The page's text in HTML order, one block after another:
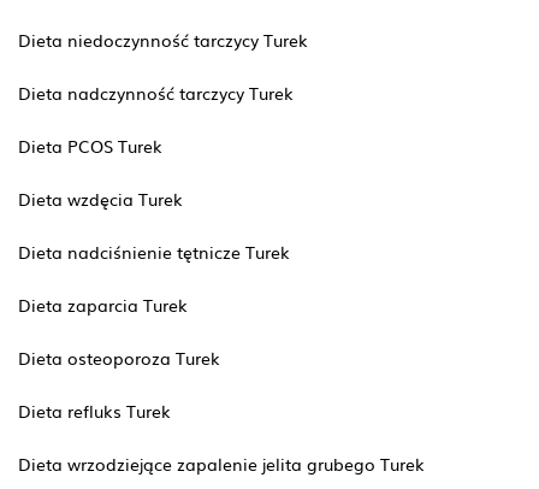
Dieta niedoczynność tarczycy Turek
Dieta nadczynność tarczycy Turek
Dieta PCOS Turek
Dieta wzdęcia Turek
Dieta nadciśnienie tętnicze Turek
Dieta zaparcia Turek
Dieta osteoporoza Turek
Dieta refluks Turek
Dieta wrzodziejące zapalenie jelita grubego Turek